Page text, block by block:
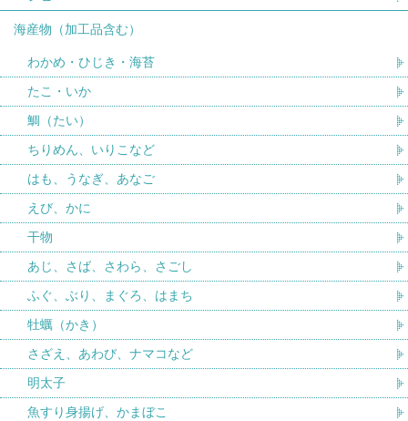
海産物（加工品含む）
わかめ・ひじき・海苔
たこ・いか
鯛（たい）
ちりめん、いりこなど
はも、うなぎ、あなご
えび、かに
干物
あじ、さば、さわら、さごし
ふぐ、ぶり、まぐろ、はまち
牡蠣（かき）
さざえ、あわび、ナマコなど
明太子
魚すり身揚げ、かまぼこ